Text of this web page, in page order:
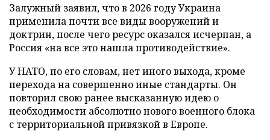
Залужный заявил, что в 2026 году Украина
применила почти все виды вооружений и
доктрин, после чего ресурс оказался исчерпан, а
Россия «на все это нашла противодействие».
У НАТО, по его словам, нет иного выхода, кроме
перехода на совершенно иные стандарты. Он
повторил свою ранее высказанную идею о
необходимости абсолютно нового военного блока
с территориальной привязкой в Европе.